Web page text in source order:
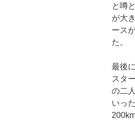
と噂
が大
ース
た。
最後
スタ
の二
いっ